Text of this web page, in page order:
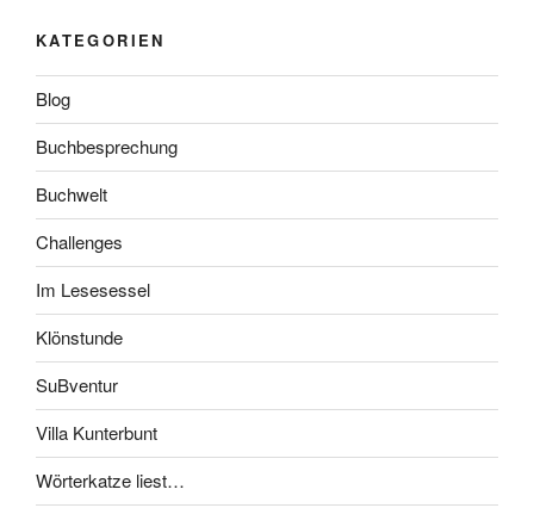
KATEGORIEN
Blog
Buchbesprechung
Buchwelt
Challenges
Im Lesesessel
Klönstunde
SuBventur
Villa Kunterbunt
Wörterkatze liest…